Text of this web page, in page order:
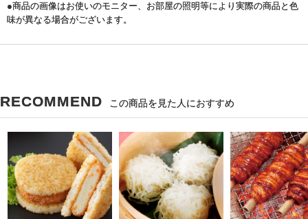
●商品の画像はお使いのモニター、お部屋の照明等により実際の商品と色
味が異なる場合がございます。
RECOMMEND この商品を見た人におすすめ